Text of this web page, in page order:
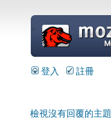
=
登入 註冊
檢視沒有回覆的主題